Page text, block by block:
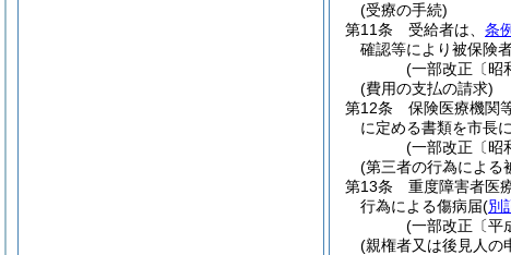
(受療の手続)
第11条
受給者は、 条
確認等により被保険
(一部改正〔昭
(費用の支払の請求)
第12条
保険医療機関
に定める書類を市長
(一部改正〔昭
(第三者の行為による
第13条
重度障害者医
行為による傷病届(別
(一部改正〔平
(親権者又は後見人の